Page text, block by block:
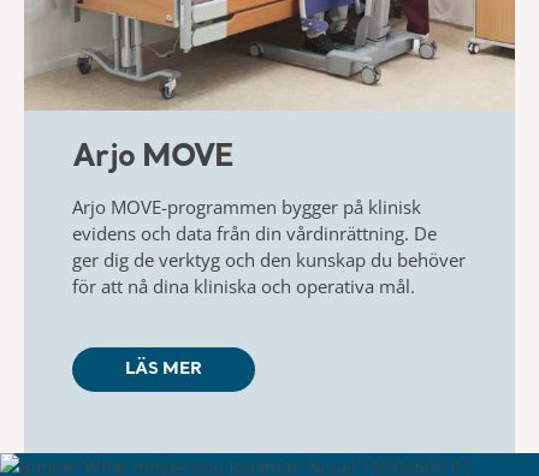
Arjo MOVE
Arjo MOVE-programmen bygger på klinisk
evidens och data från din vårdinrättning. De
ger dig de verktyg och den kunskap du behöver
för att nå dina kliniska och operativa mål. ​
LÄS MER